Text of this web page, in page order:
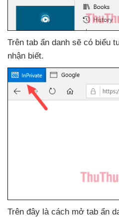
Trên tab ẩn danh sẽ có biểu
nhận biết.
Trên đây là cách mở tab ẩn